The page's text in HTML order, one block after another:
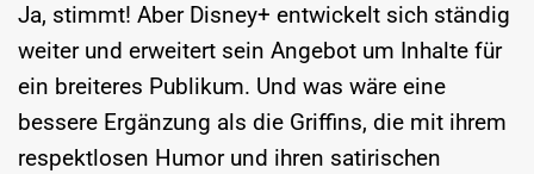
Ja, stimmt! Aber Disney+ entwickelt sich ständig
weiter und erweitert sein Angebot um Inhalte für
ein breiteres Publikum. Und was wäre eine
bessere Ergänzung als die Griffins, die mit ihrem
respektlosen Humor und ihren satirischen